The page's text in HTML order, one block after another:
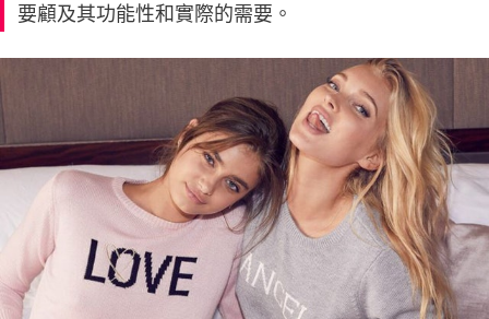
要顧及其功能性和實際的需要。